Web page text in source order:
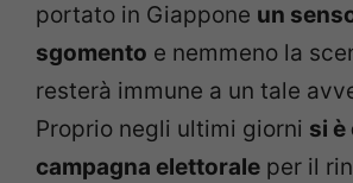
portato in Giappone un
sgomento e nemmeno la
resterà immune a un tale
Proprio negli ultimi giorni si è
campagna elettorale per il